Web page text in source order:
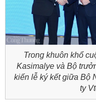
Trong khuôn khổ
Kasimalye và Bộ
kiến lễ ký kết giữa Bộ
ty